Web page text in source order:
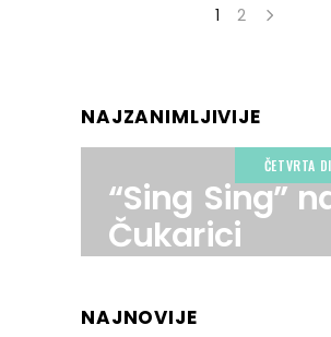
1 2
NAJZANIMLJIVIJE
ČETVRTA
“Sing Sing”
Čukarici
NAJNOVIJE